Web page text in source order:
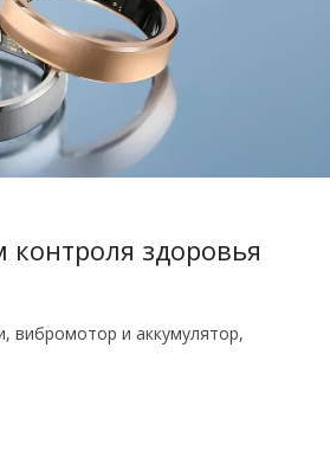
здоровья
вибромотор и аккумулятор,